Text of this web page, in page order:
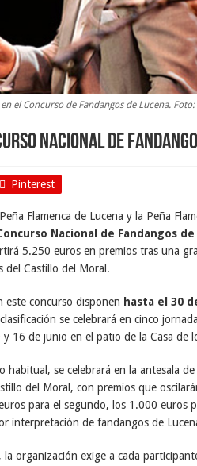
el Concurso de Fandangos de Lucena.
Nacional de
Pinterest
Flamenca de Lucena y la Peña
Nacional de Fandangos de
5.250 euros en premios tras una
del Castillo del Moral.
este concurso disponen hasta el 30
se celebrará en cinco
16 de junio en el patio de la Casa de
habitual, se celebrará en la antesala
del Moral, con premios que
para el segundo, los 1.000 euros
interpretación de fandangos de
organización exige a cada